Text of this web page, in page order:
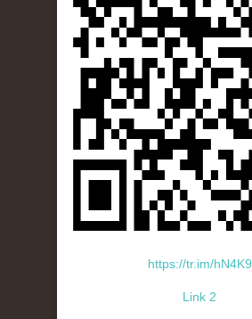
https://tr.im/hN4K9
Link 2